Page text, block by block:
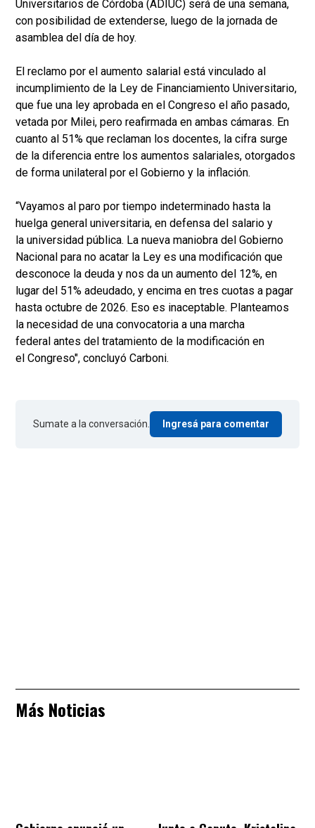
Universitarios de Córdoba (ADIUC) será de una semana,
con posibilidad de extenderse, luego de la jornada de
asamblea del día de hoy.
El reclamo por el aumento salarial está vinculado al
incumplimiento de la Ley de Financiamiento Universitario,
que fue una ley aprobada en el Congreso el año pasado,
vetada por Milei, pero reafirmada en ambas cámaras. En
cuanto al 51% que reclaman los docentes, la cifra surge
de la diferencia entre los aumentos salariales, otorgados
de forma unilateral por el Gobierno y la inflación.
“Vayamos al paro por tiempo indeterminado hasta la
huelga general universitaria, en defensa del salario y
la universidad pública. La nueva maniobra del Gobierno
Nacional para no acatar la Ley es una modificación que
desconoce la deuda y nos da un aumento del 12%, en
lugar del 51% adeudado, y encima en tres cuotas a pagar
hasta octubre de 2026. Eso es inaceptable. Planteamos
la necesidad de una convocatoria a una marcha
federal antes del tratamiento de la modificación en
el Congreso", concluyó Carboni.
Sumate a la conversación. Ingresá para comentar
Más Noticias